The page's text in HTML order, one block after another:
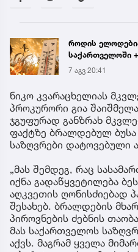
„ერთი
ვთქვა, ის გახდის
ნათელს, თუ
ნია იმნაძე
წამქეზებელი...“ -
ავალიანის დედა
7 აგვ 20:19
ნიკო კვარაცხელიას
პროკურორი გია
ჯგუფურად განზრახ
ფაქტზე ბრალდებულ ბუსა
საზღვრები დატოვებული
„მას შემდეგ, რაც
იქნა გადაწყვეტილება
აღკვეთის ღონისძიებად
შესახებ. ბრალდების
პიროვნების ძებნის
მას საქართველოს
აქვს. მაგრამ ყველა